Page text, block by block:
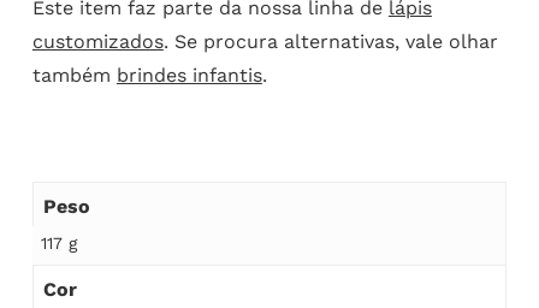
Este item faz parte da nossa linha de lápis
customizados. Se procura alternativas, vale olhar
também brindes infantis.
Peso
117 g
Cor